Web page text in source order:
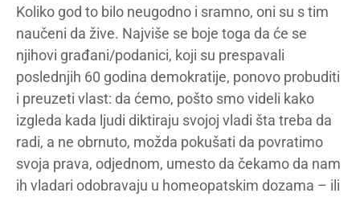
Koliko god to bilo neugodno i sramno, oni su s tim
naučeni da žive. Najviše se boje toga da će se
njihovi građani/podanici, koji su prespavali
poslednjih 60 godina demokratije, ponovo probuditi
i preuzeti vlast: da ćemo, pošto smo videli kako
izgleda kada ljudi diktiraju svojoj vladi šta treba da
radi, a ne obrnuto, možda pokušati da povratimo
svoja prava, odjednom, umesto da čekamo da nam
ih vladari odobravaju u homeopatskim dozama – ili